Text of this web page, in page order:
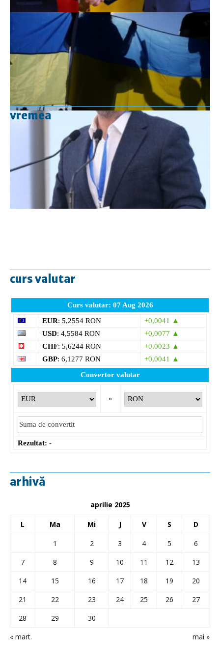
vremea
curs valutar
Curs valutar: 07 Aug 2026
EUR: 5,2554 RON
+0,0041 ▲
USD: 4,5584 RON
+0,0077 ▲
CHF: 5,6244 RON
+0,0023 ▲
GBP: 6,1277 RON
+0,0041 ▲
Convertor valutar
»
Rezultat: -
arhivă
aprilie 2025
L Ma Mi J V S D
« mart. mai »
1 2 3 4 5
6
7
8 9 10 11 12
13
14
15 16 17 18 19
20
21
22 23 24 25 26
27
28
29 30